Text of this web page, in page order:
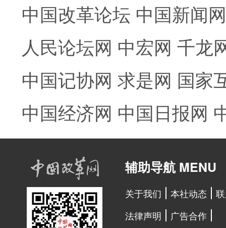
中国改革论坛 中国新闻网
人民论坛网 中宏网 千龙
中国记协网 求是网 国家
中国经济网 中国日报网
辅助导航 MENU
关于我们 本社动态
法律声明
广告合作